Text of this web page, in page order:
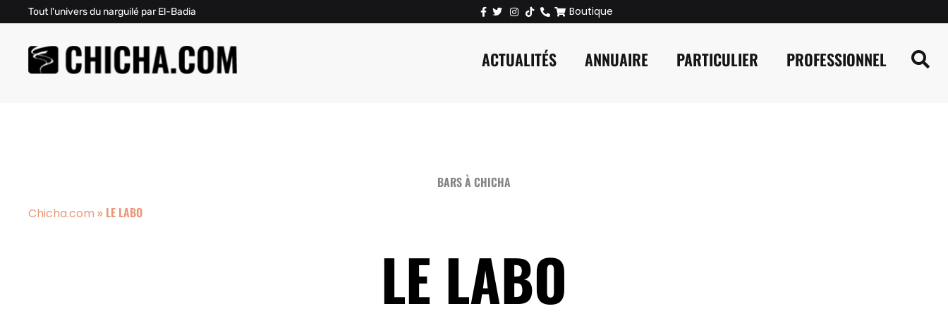
Tout l'univers du narguilé par El-Badia Boutique
ACTUALITÉS ANNUAIRE PARTICULIER PROFESSIONNEL
BARS À CHICHA
Chicha.com » LE LABO
LE LABO